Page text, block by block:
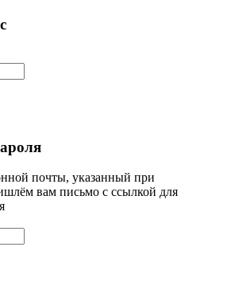
почты, указанный при
вам письмо с ссылкой для